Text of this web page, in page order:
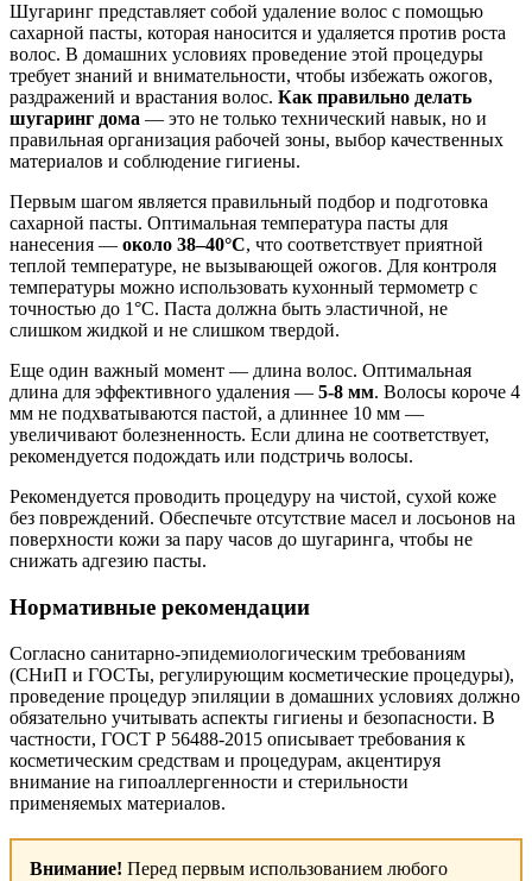
Шугаринг представляет собой удаление волос с помощью
сахарной пасты, которая наносится и удаляется против роста
волос. В домашних условиях проведение этой процедуры
требует знаний и внимательности, чтобы избежать ожогов,
раздражений и врастания волос. Как правильно делать
шугаринг дома — это не только технический навык, но и
правильная организация рабочей зоны, выбор качественных
материалов и соблюдение гигиены.
Первым шагом является правильный подбор и подготовка
сахарной пасты. Оптимальная температура пасты для
нанесения — около 38–40°C, что соответствует приятной
теплой температуре, не вызывающей ожогов. Для контроля
температуры можно использовать кухонный термометр с
точностью до 1°C. Паста должна быть эластичной, не
слишком жидкой и не слишком твердой.
Еще один важный момент — длина волос. Оптимальная
длина для эффективного удаления — 5-8 мм. Волосы короче 4
мм не подхватываются пастой, а длиннее 10 мм —
увеличивают болезненность. Если длина не соответствует,
рекомендуется подождать или подстричь волосы.
Рекомендуется проводить процедуру на чистой, сухой коже
без повреждений. Обеспечьте отсутствие масел и лосьонов на
поверхности кожи за пару часов до шугаринга, чтобы не
снижать адгезию пасты.
Нормативные рекомендации
Согласно санитарно-эпидемиологическим требованиям
(СНиП и ГОСТы, регулирующим косметические процедуры),
проведение процедур эпиляции в домашних условиях должно
обязательно учитывать аспекты гигиены и безопасности. В
частности, ГОСТ Р 56488-2015 описывает требования к
косметическим средствам и процедурам, акцентируя
внимание на гипоаллергенности и стерильности
применяемых материалов.
Внимание! Перед первым использованием любого